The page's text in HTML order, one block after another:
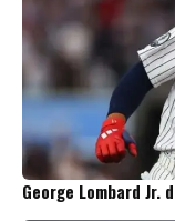
George Lombard Jr.